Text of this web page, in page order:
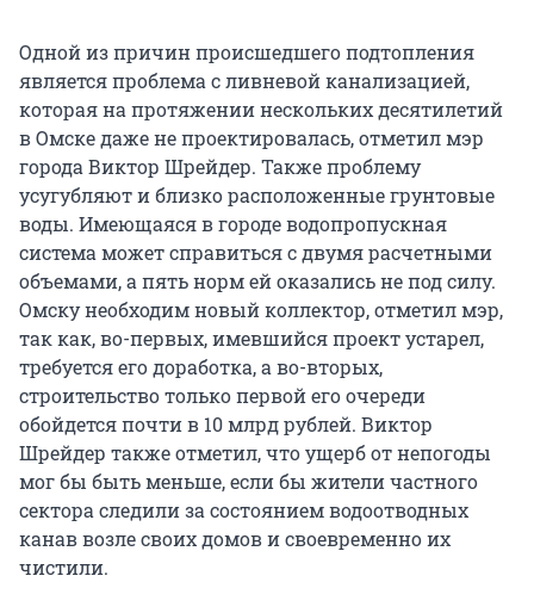
Одной из причин происшедшего подтопления
является проблема с ливневой канализацией,
которая на протяжении нескольких десятилетий
в Омске даже не проектировалась, отметил мэр
города Виктор Шрейдер. Также проблему
усугубляют и близко расположенные грунтовые
воды. Имеющаяся в городе водопропускная
система может справиться с двумя расчетными
объемами, а пять норм ей оказались не под силу.
Омску необходим новый коллектор, отметил мэр,
так как, во-первых, имевшийся проект устарел,
требуется его доработка, а во-вторых,
строительство только первой его очереди
обойдется почти в 10 млрд рублей. Виктор
Шрейдер также отметил, что ущерб от непогоды
мог бы быть меньше, если бы жители частного
сектора следили за состоянием водоотводных
канав возле своих домов и своевременно их
чистили.